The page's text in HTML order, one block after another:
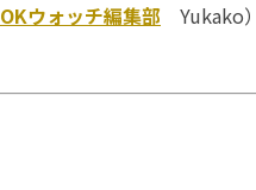
ウォッチ編集部 Yukako）